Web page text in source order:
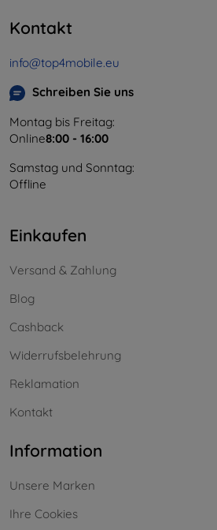
Kontakt
info@top4mobile.eu
Schreiben Sie uns
Montag bis Freitag:
Online8:00 - 16:00
Samstag und Sonntag:
Offline
Einkaufen
Versand & Zahlung
Blog
Cashback
Widerrufsbelehrung
Reklamation
Kontakt
Information
Unsere Marken
Ihre Cookies